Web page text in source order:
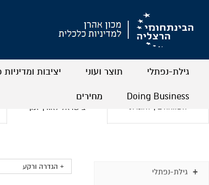
גילת-נפתלי תוצר ועוני יציבות
Doing Business מחירים
השוואה בין לאומית בישראל לאורך זמן
גילת-נפתלי
+ הגדרה ורקע